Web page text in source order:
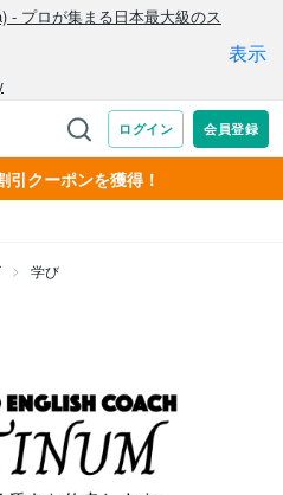
引クーポンを獲得！
学び